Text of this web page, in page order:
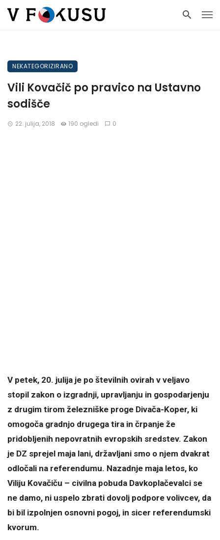
NEKATEGORIZIRANO
Vili Kovačič po pravico na Ustavno
sodišče
22. julija, 2018 190 ogledi 0
V petek, 20. julija je po številnih ovirah v veljavo
stopil zakon o izgradnji, upravljanju in gospodarjenju
z drugim tirom železniške proge Divača-Koper, ki
omogoča gradnjo drugega tira in črpanje že
pridobljenih nepovratnih evropskih sredstev. Zakon
je DZ sprejel maja lani, državljani smo o njem dvakrat
odločali na referendumu. Nazadnje maja letos, ko
Viliju Kovačiču – civilna pobuda Davkoplačevalci se
ne damo, ni uspelo zbrati dovolj podpore volivcev, da
bi bil izpolnjen osnovni pogoj, in sicer referendumski
kvorum.